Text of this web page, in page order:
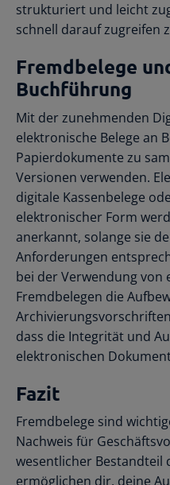
strukturiert und leicht
schnell darauf zugreifen
Fremdbelege
Buchführung
Mit der zunehmenden
elektronische Belege an
Papierdokumente zu
Versionen verwenden.
digitale Kassenbelege
elektronischer Form
anerkannt, solange sie
Anforderungen
bei der Verwendung von
Fremdbelegen die
dass die Integrität und
elektronischen
Fazit
Fremdbelege sind
Nachweis für
wesentlicher Bestandteil
ermöglichen dir, deine